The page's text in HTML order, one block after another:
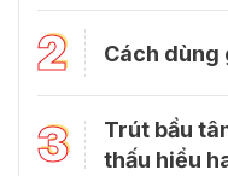
2 Cách dùng
3
Trút bầu
thấu hiểu